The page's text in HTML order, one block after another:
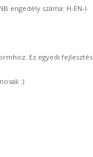
engedély száma: H-EN-I-
Ez egyedi fejlesztés
:)